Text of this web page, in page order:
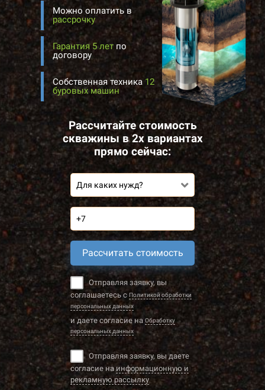
Собственная техника 12
буровых машин
Можно оплатить в
рассрочку
Рассчитайте стоимость
скважины в 2х вариантах
прямо сейчас:
Для каких нужд?
Рассчитать стоимость
Отправляя заявку, вы
соглашаетесь с Политикой обработки
персональных данных
и даете согласие на Обработку
персональных данных
Отправляя заявку, вы даете
согласие наинформационную и
рекламную рассылку
Гарантия 5 лет по
договору